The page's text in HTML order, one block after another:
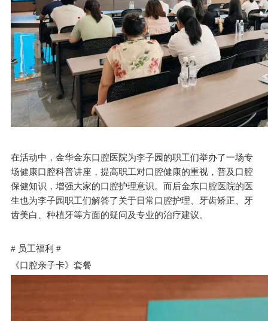
在活动中，金华金东口腔医院为李子园的职工们举办了一场专
场健康口腔科普讲座，提高职工对口腔健康的重视，普及口腔
保健知识，增强大家的口腔护理意识。而后金东口腔医院的医
生也为李子园职工们解答了关于日常口腔护理、牙齿矫正、牙
齿美白、种植牙等方面的疑问及专业的治疗建议。
# 员工福利 #
《口腔亲子卡》套餐